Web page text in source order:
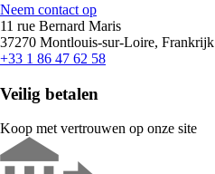
Neem contact op
11 rue Bernard Maris
37270 Montlouis-sur-Loire, Frankrijk
+33 1 86 47 62 58
Veilig betalen
Koop met vertrouwen op onze site